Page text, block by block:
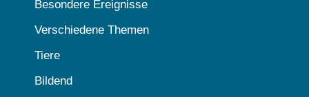
Besondere Ereignisse
Verschiedene Themen
Tiere
Bildend